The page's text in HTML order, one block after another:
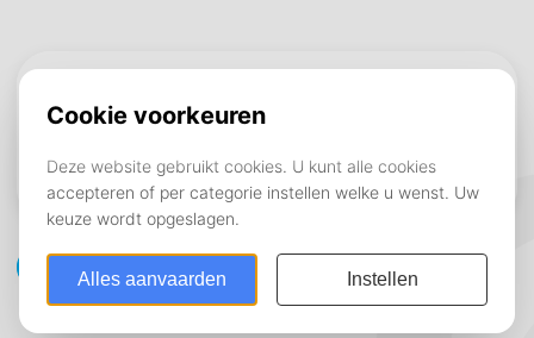
In veel gevallen is het e-mailadres ook de gebruikersnaam.